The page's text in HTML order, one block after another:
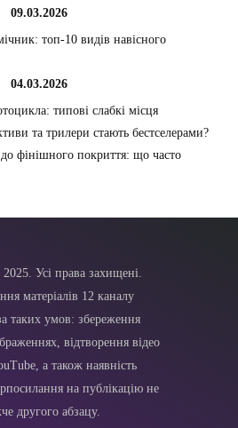
09.03.2026
топ-10 видів навісного
04.03.2026
типові слабкі місця
та трилери стають бестселерами?
до фінішного покриття: що часто
Усі права захищені.
матеріалів 12 каналу
таких умов: збереження
відтворення відео
а також наявність
на публікацію не
другого абзацу.